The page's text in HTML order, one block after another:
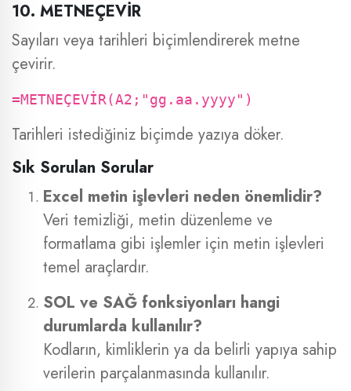
10. METNEÇEVİR
Sayıları veya tarihleri biçimlendirerek metne
çevirir.
=METNEÇEVİR(A2;"gg.aa.yyyy")
Tarihleri istediğiniz biçimde yazıya döker.
Sık Sorulan Sorular
Excel metin işlevleri neden önemlidir?
Veri temizliği, metin düzenleme ve
formatlama gibi işlemler için metin işlevleri
temel araçlardır.
SOL ve SAĞ fonksiyonları hangi
durumlarda kullanılır?
Kodların, kimliklerin ya da belirli yapıya sahip
verilerin parçalanmasında kullanılır.